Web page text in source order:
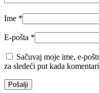
Ime *
E-pošta *
Sačuvaj moje ime, e-
za sledeći put kada